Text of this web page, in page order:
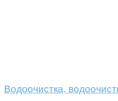
Водоочистка,